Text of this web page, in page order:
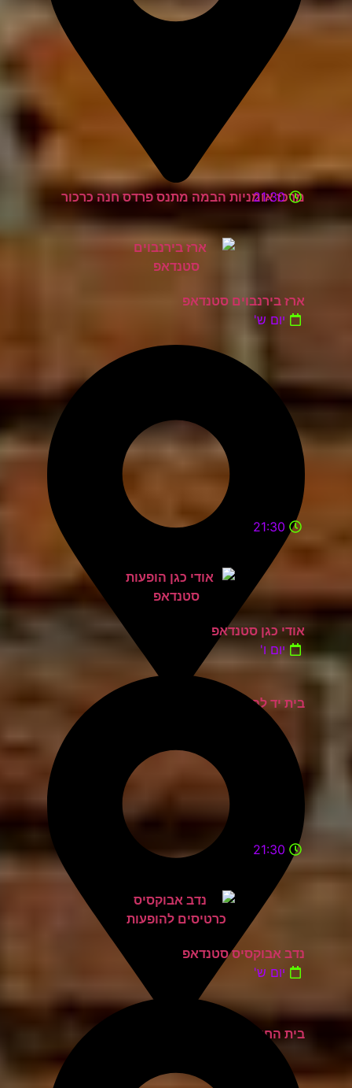
מרכז אומניות הבמה מתנס פרדס חנה כרכור
21:30
ארז בירנבוים סטנדאפ
יום ש'
בית יד לבנים אשדוד
21:30
אודי כגן סטנדאפ
יום ו'
בית החייל תל אביב
21:30
נדב אבוקסיס סטנדאפ
יום ש'